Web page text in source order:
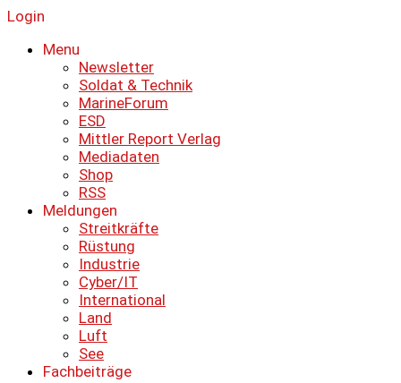
Login
Menu
Newsletter
Soldat & Technik
MarineForum
ESD
Mittler Report Verlag
Mediadaten
Shop
RSS
Meldungen
Streitkräfte
Rüstung
Industrie
Cyber/IT
International
Land
Luft
See
Fachbeiträge